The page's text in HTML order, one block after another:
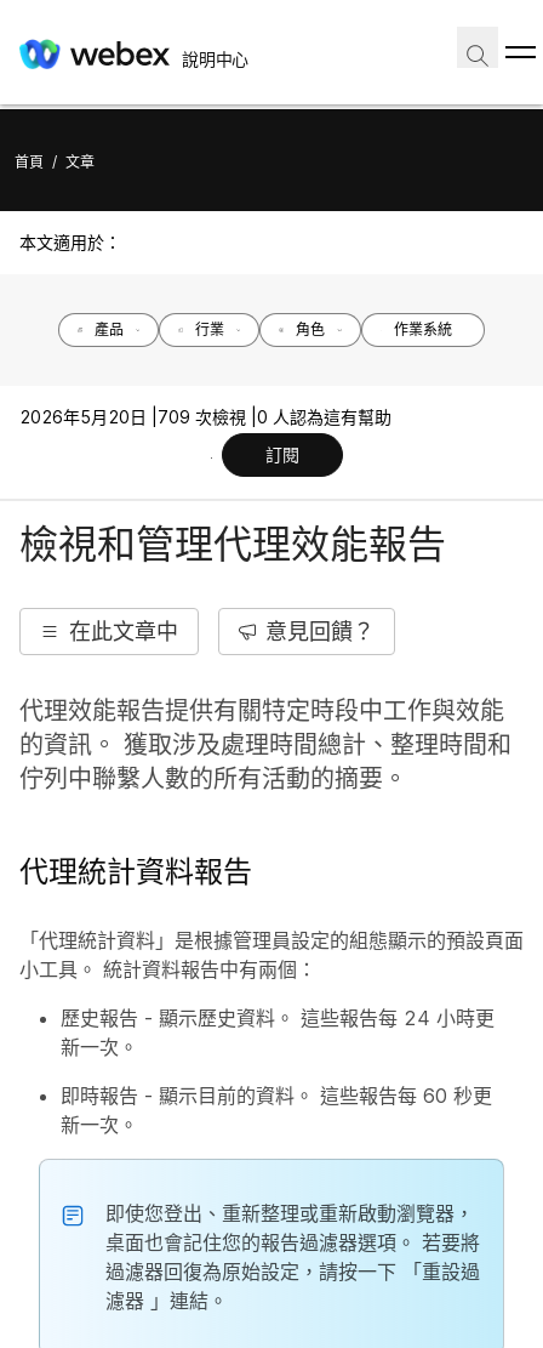
說明中心
首頁 / 文章
本文適用於：
產品 行業 角色 作業系統
2026年5月20日 | 709 次檢視 | 0 人認為這有幫助
訂閱
檢視和管理代理效能報告
在此文章中 意見回饋？
代理效能報告提供有關特定時段中工作與效能
的資訊。 獲取涉及處理時間總計、整理時間和
佇列中聯繫人數的所有活動的摘要。
代理統計資料報告
「代理統計資料」是根據管理員設定的組態顯示的預設頁面
小工具。 統計資料報告中有兩個：
歷史報告 - 顯示歷史資料。 這些報告每 24 小時更
新一次。
即時報告 - 顯示目前的資料。 這些報告每 60 秒更
新一次。
即使您登出、重新整理或重新啟動瀏覽器，
桌面也會記住您的報告過濾器選項。 若要將
過濾器回復為原始設定，請按一下
「重設過
濾器 」連結。